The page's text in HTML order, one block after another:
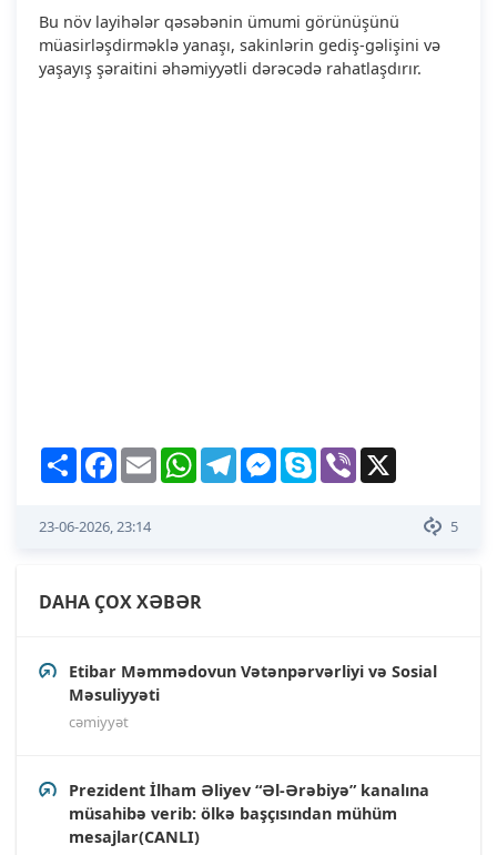
Bu növ layihələr qəsəbənin ümumi görünüşünü
müasirləşdirməklə yanaşı, sakinlərin gediş-gəlişini və
yaşayış şəraitini əhəmiyyətli dərəcədə rahatlaşdırır.
Share Facebook
Email WhatsAppTelegramMessenger
Skype Viber
5
23-06-2026, 23:14
DAHA ÇOX XƏBƏR
Etibar Məmmədovun Vətənpərvərliyi və Sosial
Məsuliyyəti
cəmiyyət
Prezident İlham Əliyev “Əl-Ərəbiyə” kanalına
müsahibə verib: ölkə başçısından mühüm
mesajlar(CANLI)